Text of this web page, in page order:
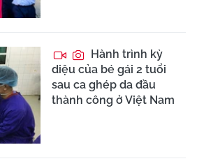
Hành trình kỳ
diệu của bé gái 2 tuổi
sau ca ghép da đầu
thành công ở Việt Nam